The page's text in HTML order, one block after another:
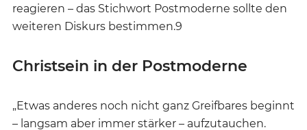
reagieren – das Stichwort Postmoderne sollte den
weiteren Diskurs bestimmen.9
Christsein in der Postmoderne
„Etwas anderes noch nicht ganz Greifbares beginnt
– langsam aber immer stärker – aufzutauchen.